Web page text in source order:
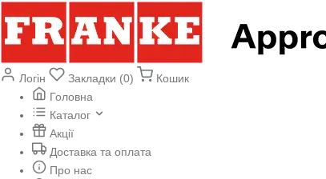
Логін Закладки (0)
Кошик
Головна
Каталог
Акції
Доставка та оплата
Про нас